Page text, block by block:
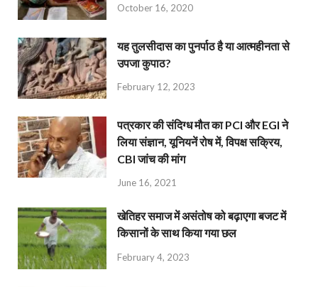
October 16, 2020
यह तुलसीदास का पुनर्पाठ है या आत्महीनता से
उपजा कुपाठ?
February 12, 2023
पत्रकार की संदिग्ध मौत का PCI और EGI ने
लिया संज्ञान, यूनियनें रोष में, विपक्ष सक्रिय,
CBI जांच की मांग
June 16, 2021
खेतिहर समाज में असंतोष को बढ़ाएगा बजट में
किसानों के साथ किया गया छल
February 4, 2023